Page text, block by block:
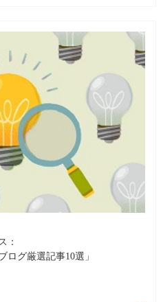
：
ログ厳選記事10選」